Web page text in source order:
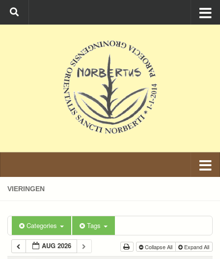
Ga naar de inhoud
VIERINGEN
Categories Tags
AUG 2026 Collapse All Expand All